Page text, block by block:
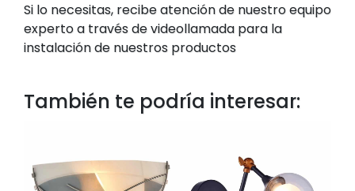
Si lo necesitas, recibe atención de nuestro equipo
experto a través de videollamada para la
instalación de nuestros productos
También te podría interesar: